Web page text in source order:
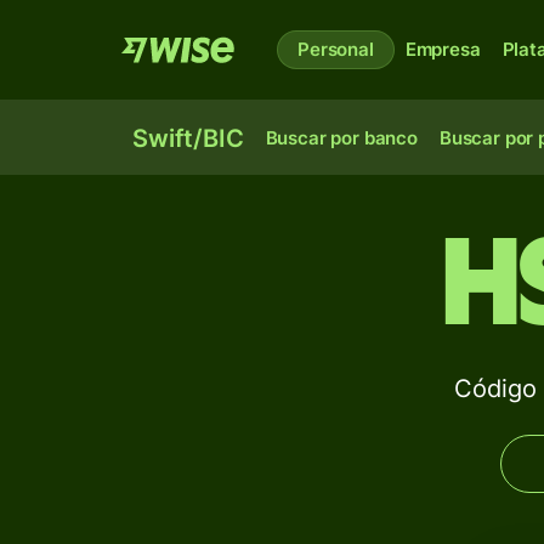
Personal Empresa
Swift/BIC Buscar por banco Buscar por
Código